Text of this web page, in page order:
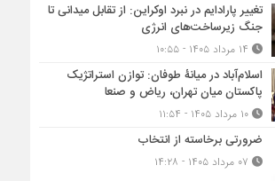
تغییر پارادایم در نبرد اوکراین: از تقابل میدانی تا
جنگ زیرساخت‌های انرژی
اسلام‌آباد در میانۀ طوفان: توازن استراتژیک
پاکستان میان تهران، ریاض و صنعا
۱۰ مرداد ۱۴۰۵ - ۱۱:۵۴
ضرورتی برخاسته از انتخاب